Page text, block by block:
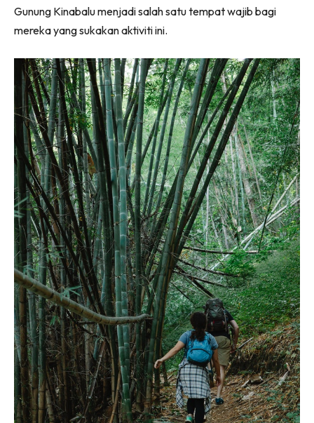
Gunung Kinabalu menjadi salah satu tempat wajib bagi
mereka yang sukakan aktiviti ini.